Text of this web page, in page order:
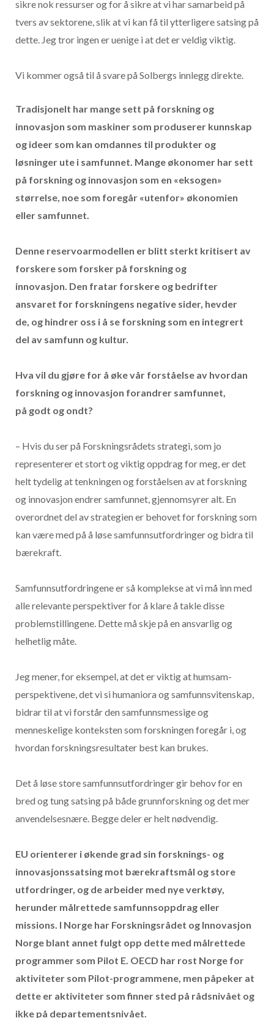
sikre nok ressurser og for å sikre at vi har samarbeid på
tvers av sektorene, slik at vi kan få til ytterligere satsing på
dette. Jeg tror ingen er uenige i at det er veldig viktig.
Vi kommer også til å svare på Solbergs innlegg direkte.
Tradisjonelt har mange sett på forskning og
innovasjon som maskiner som produserer kunnskap
og ideer som kan omdannes til produkter og
løsninger ute i samfunnet. Mange økonomer har sett
på forskning og innovasjon som en «eksogen»
størrelse, noe som foregår «utenfor» økonomien
eller samfunnet.
Denne reservoarmodellen er blitt sterkt kritisert av
forskere som forsker på forskning og
innovasjon. Den fratar forskere og bedrifter
ansvaret for forskningens negative sider, hevder
de, og hindrer oss i å se forskning som en integrert
del av samfunn og kultur.
Hva vil du gjøre for å øke vår forståelse av hvordan
forskning og innovasjon forandrer samfunnet,
på godt og ondt?
– Hvis du ser på Forskningsrådets strategi, som jo
representerer et stort og viktig oppdrag for meg, er det
helt tydelig at tenkningen og forståelsen av at forskning
og innovasjon endrer samfunnet, gjennomsyrer alt. En
overordnet del av strategien er behovet for forskning som
kan være med på å løse samfunnsutfordringer og bidra til
bærekraft.
Samfunnsutfordringene er så komplekse at vi må inn med
alle relevante perspektiver for å klare å takle disse
problemstillingene. Dette må skje på en ansvarlig og
helhetlig måte.
Jeg mener, for eksempel, at det er viktig at humsam-
perspektivene, det vi si humaniora og samfunnsvitenskap,
bidrar til at vi forstår den samfunnsmessige og
menneskelige konteksten som forskningen foregår i, og
hvordan forskningsresultater best kan brukes.
Det å løse store samfunnsutfordringer gir behov for en
bred og tung satsing på både grunnforskning og det mer
anvendelsesnære. Begge deler er helt nødvendig.
EU orienterer i økende grad sin forsknings- og
innovasjonssatsing mot bærekraftsmål og store
utfordringer, og de arbeider med nye verktøy,
herunder målrettede samfunnsoppdrag eller
missions. I Norge har Forskningsrådet og Innovasjon
Norge blant annet fulgt opp dette med målrettede
programmer som Pilot E. OECD har rost Norge for
aktiviteter som Pilot-programmene, men påpeker at
dette er aktiviteter som finner sted på rådsnivået og
ikke på departementsnivået.